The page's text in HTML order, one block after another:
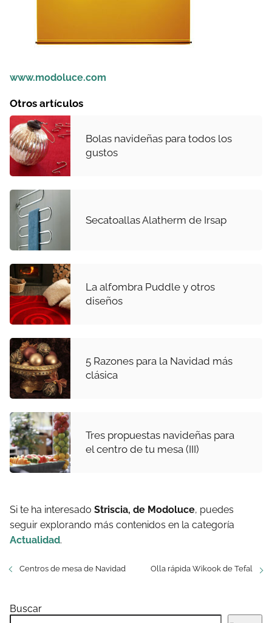
www.modoluce.com
Otros artículos
Bolas navideñas para todos los
gustos
Secatoallas Alatherm de Irsap
La alfombra Puddle y otros
diseños
5 Razones para la Navidad más
clásica
Tres propuestas navideñas para
el centro de tu mesa (III)
Si te ha interesado Striscia, de Modoluce, puedes
seguir explorando más contenidos en la categoría
Actualidad.
Centros de mesa de Navidad Olla rápida Wikook de Tefal
Buscar